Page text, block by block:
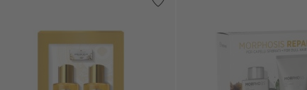
noge (2) hranljivo (3)